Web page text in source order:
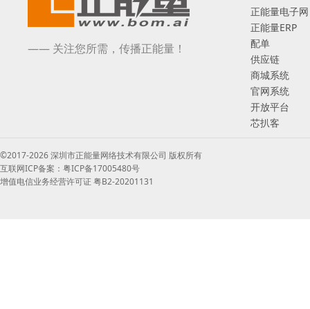
—— 关注您所需，传播正能量！
正能量电子网
正能量ERP
配单
供应链
商城系统
官网系统
开放平台
芯扒客
©2017-2026 深圳市正能量网络技术有限公司 版权所有
互联网ICP备案：粤ICP备17005480号
增值电信业务经营许可证 粤B2-20201131